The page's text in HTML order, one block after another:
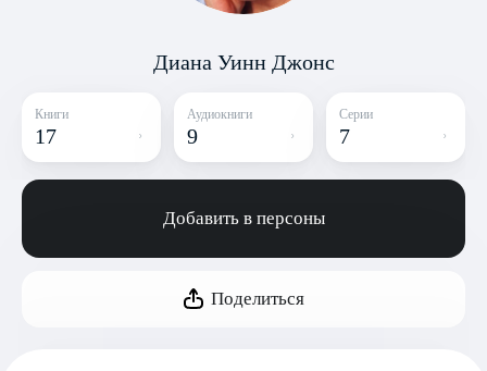
Диана Уинн Джонс
Книги
17
Аудиокниги
9
Серии
7
Добавить в персоны
Поделиться